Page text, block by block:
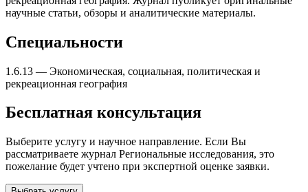
научные статьи, обзоры и аналитические материалы.
Специальности
1.6.13 — Экономическая, социальная, политическая и
рекреационная география
Бесплатная консультация
Выберите услугу и научное направление. Если Вы
рассматриваете журнал Региональные исследования, это
пожелание будет учтено при экспертной оценке заявки.